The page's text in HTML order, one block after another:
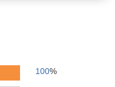
100%